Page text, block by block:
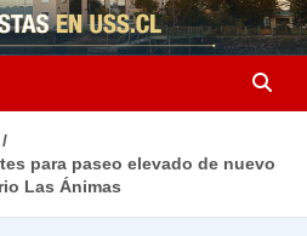
para paseo elevado de nuevo
Las Ánimas